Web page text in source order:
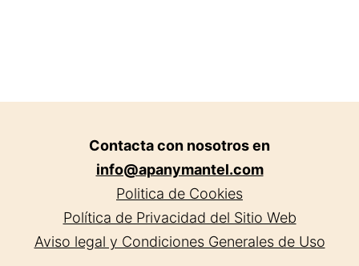
Contacta con nosotros en
info@apanymantel.com
Politica de Cookies
Política de Privacidad del Sitio Web
Aviso legal y Condiciones Generales de Uso